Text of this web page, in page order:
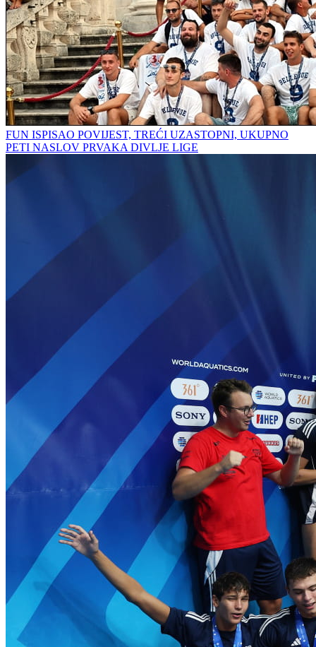
FUN ISPISAO POVIJEST, TREĆI UZASTOPNI, UKUPNO
PETI NASLOV PRVAKA DIVLJE LIGE